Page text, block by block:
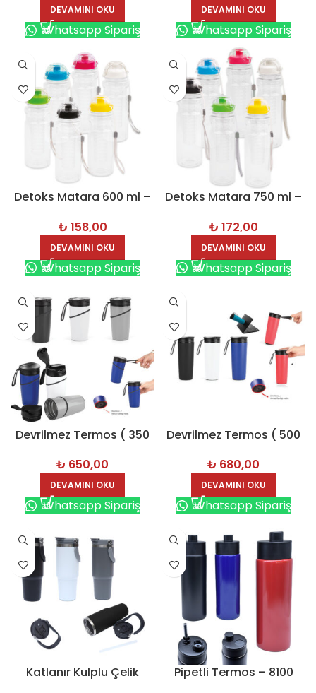
DEVAMINI OKU
Whatsapp Sipariş
DEVAMINI OKU
Whatsapp Sipariş
Detoks Matara 600 ml –
₺ 158,00
DEVAMINI OKU
Whatsapp Sipariş
Detoks Matara 750 ml –
₺ 172,00
DEVAMINI OKU
Whatsapp Sipariş
Devrilmez Termos ( 350
₺ 650,00
DEVAMINI OKU
Whatsapp Sipariş
Devrilmez Termos ( 500
₺ 680,00
DEVAMINI OKU
Whatsapp Sipariş
Katlanır Kulplu Çelik
Pipetli Termos – 8100